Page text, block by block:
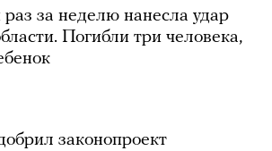
раз за неделю нанесла удар
Погибли три человека,
законопроект